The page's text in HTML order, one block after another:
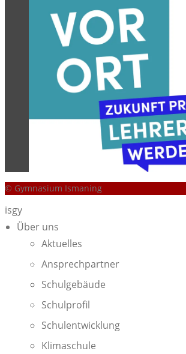
© Gymnasium Ismaning
isgy
Über uns
Aktuelles
Ansprechpartner
Schulgebäude
Schulprofil
Schulentwicklung
Klimaschule